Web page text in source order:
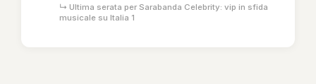
↳ Ultima serata per Sarabanda Celebrity: vip in sfida
musicale su Italia 1